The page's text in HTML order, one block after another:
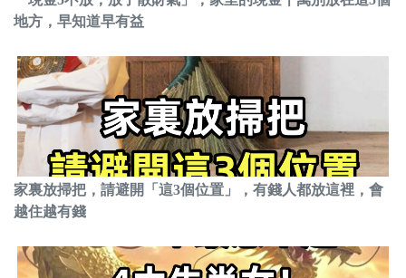
地方，早知道早有益
家裏放掃把，請避開「這3個位置」，有錢人都放這裡，會
越住越有錢